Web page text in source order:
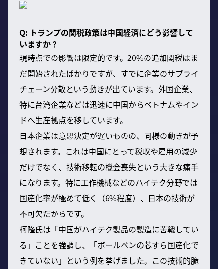
Q: トランプの関税政策は中国経済にどう影響して
いますか？
現時点での影響は限定的です。20%の追加関税はま
だ開始されたばかりですが、すでに企業のサプライ
チェーン分散という動きが出ています。外国企業、
特に台湾企業などは迅速に中国からベトナムやイン
ドへ生産拠点を移しています。
日本企業は意思決定が遅いものの、同様の動きが予
想されます。これは中国にとって税収や雇用の減少
だけでなく、技術移転の機会喪失という大きな痛手
になります。特に工作機械などのハイテク分野では
国産化率が極めて低く（6%程度）、日本の技術が
不可欠だからです。
柯隆氏は「中国がハイテク製品の製造に苦戦してい
る」ことを強調し、「ボールペンの芯すら国産化で
きていない」という例を挙げました。この技術的脆